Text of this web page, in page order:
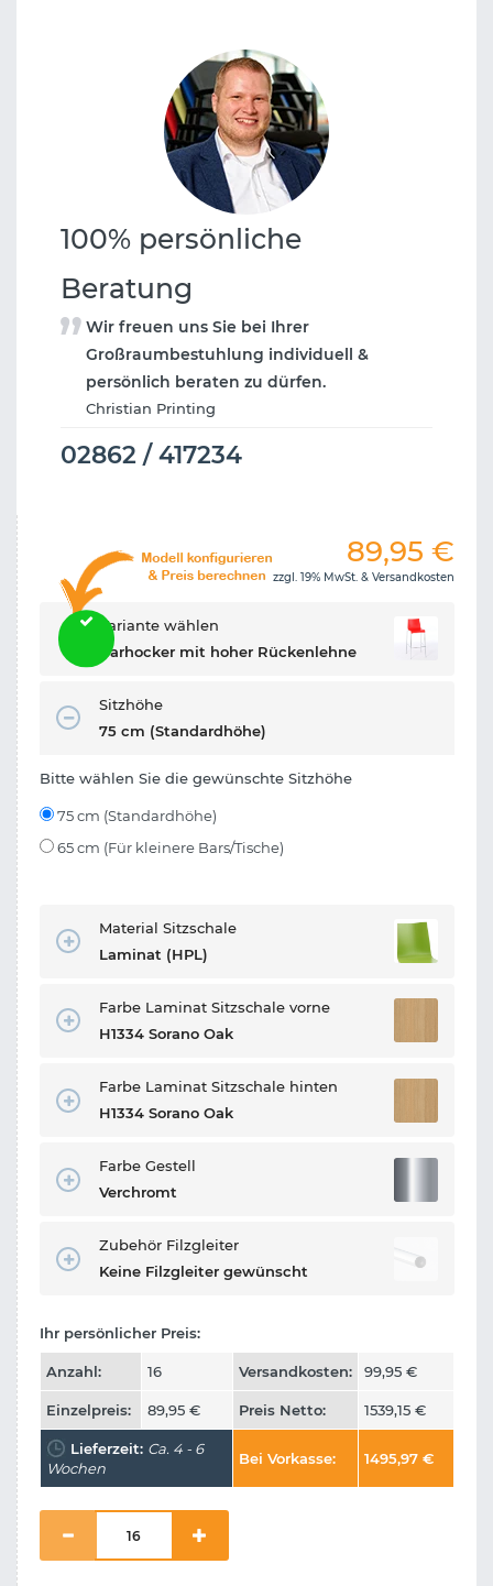
100% persönliche
Beratung
Wir freuen uns Sie bei Ihrer
Großraumbestuhlung individuell &
persönlich beraten zu dürfen.
Christian Printing
02862 / 417234
89,95 €
zzgl. 19% MwSt. & Versandkosten
Variante wählen
Barhocker mit hoher Rückenlehne
Sitzhöhe
75 cm (Standardhöhe)
Bitte wählen Sie die gewünschte Sitzhöhe
75 cm (Standardhöhe)
65 cm (Für kleinere Bars/Tische)
Material Sitzschale
Laminat (HPL)
Farbe Laminat Sitzschale vorne
H1334 Sorano Oak
Farbe Laminat Sitzschale hinten
H1334 Sorano Oak
Farbe Gestell
Verchromt
Zubehör Filzgleiter
Keine Filzgleiter gewünscht
Ihr persönlicher Preis:
Anzahl: 16 Versandkosten: 99,95 €
Einzelpreis: 89,95 € Preis Netto: 1539,15 €
Lieferzeit: Ca. 4 - 6
Wochen
Bei Vorkasse: 1495,97 €